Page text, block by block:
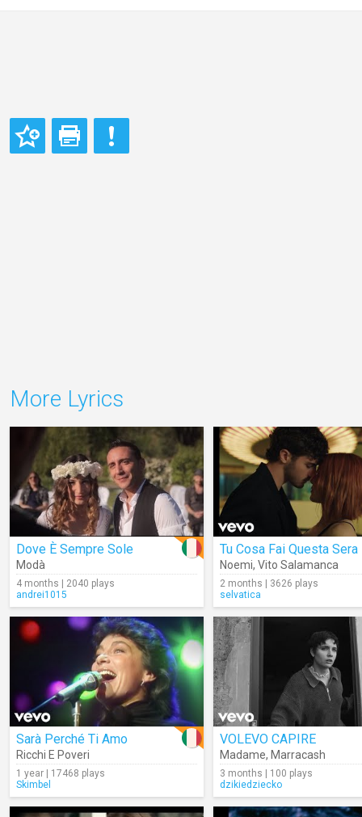
More Lyrics
Dove È Sempre Sole
Modà
4 months | 2040 plays
andrei1015
Tu Cosa Fai Questa Sera
Noemi, Vito Salamanca
2 months | 3626 plays
selvatica
Sarà Perché Ti Amo
Ricchi E Poveri
1 year | 17468 plays
Skimbel
VOLEVO CAPIRE
Madame, Marracash
3 months | 100 plays
dzikiedziecko